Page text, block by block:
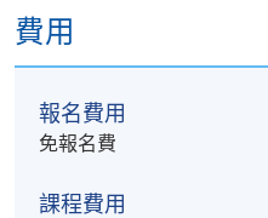
費用
報名費用
免報名費
課程費用